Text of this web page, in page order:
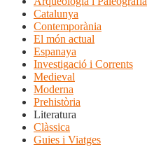
Catalunya
Contemporània
El món actual
Espanaya
Investigació i Corrents
Medieval
Moderna
Prehistòria
Literatura
Clàssica
Guies i Viatges